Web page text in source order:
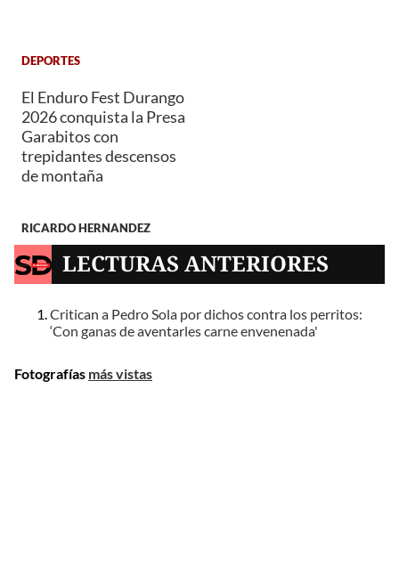
DEPORTES
El Enduro Fest Durango
2026 conquista la Presa
Garabitos con
trepidantes descensos
de montaña
RICARDO HERNANDEZ
LECTURAS ANTERIORES
Critican a Pedro Sola por dichos contra los perritos:
‘Con ganas de aventarles carne envenenada'
Fotografías más vistas